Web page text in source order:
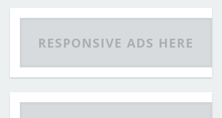
RESPONSIVE ADS HERE